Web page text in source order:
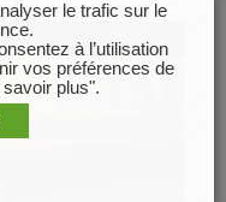
le trafic sur le
à l’utilisation
vos préférences de
plus".